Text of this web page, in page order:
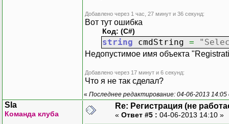
Добавлено через 1 час, 27 минут и 36 секунд:
Вот тут ошибка
Код: (C#)
string cmdString =
Недопустимое имя объекта
Добавлено через 17 минут и 6 секунд:
Что я не так сделал?
« Последнее редактирование: 04-06-2013
Sla
Команда клуба
Re: Регистрация (не
« Ответ #5 : 04-06-2013 14:10 »